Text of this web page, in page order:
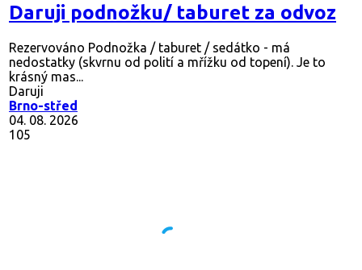
Daruji podnožku/ taburet za odvoz
Rezervováno Podnožka / taburet / sedátko - má
nedostatky (skvrnu od polití a mřížku od topení). Je to
krásný mas...
Daruji
Brno-střed
04. 08. 2026
105